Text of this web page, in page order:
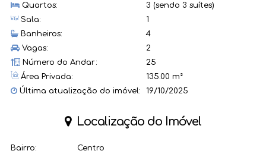
Quartos:
3 (sendo 3 suítes)
Sala:
1
Banheiros:
4
Vagas:
2
Número do Andar:
25
Área Privada:
135.00 m²
Última atualização do imóvel:
19/10/2025
Localização do Imóvel
Bairro:
Centro